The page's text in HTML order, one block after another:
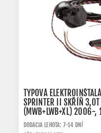
TYPOVÁ
SPRINTER II SKŘÍŇ
(MWB+LWB+XL) 2006-,
DODACIA LEHOTA: 7-14 DNÍ